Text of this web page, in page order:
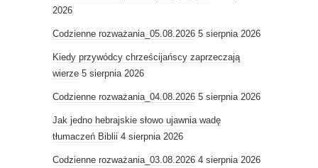
2026
Codzienne rozważania_05.08.2026 5 sierpnia 2026
Kiedy przywódcy chrześcijańscy zaprzeczają
wierze 5 sierpnia 2026
Codzienne rozważania_04.08.2026 5 sierpnia 2026
Jak jedno hebrajskie słowo ujawnia wadę
tłumaczeń Biblii 4 sierpnia 2026
Codzienne rozważania_03.08.2026 4 sierpnia 2026